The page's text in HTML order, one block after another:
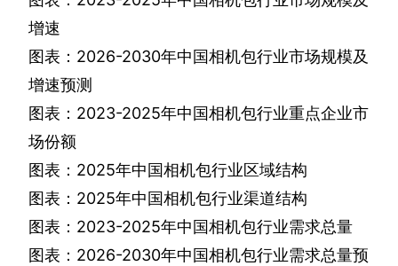
增速
图表： 2026-2030年中国相机包行业市场规模及
增速预测
图表： 2023-2025年中国相机包行业重点企业市
场份额
图表： 2025年中国相机包行业区域结构
图表： 2025年中国相机包行业渠道结构
图表： 2023-2025年中国相机包行业需求总量
图表： 2026-2030年中国相机包行业需求总量预